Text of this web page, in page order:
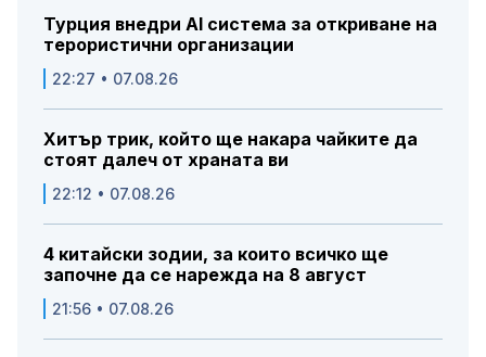
Турция внедри AI система за откриване на
терористични организации
22:27 • 07.08.26
Хитър трик, който ще накара чайките да
стоят далеч от храната ви
22:12 • 07.08.26
4 китайски зодии, за които всичко ще
започне да се нарежда на 8 август
21:56 • 07.08.26